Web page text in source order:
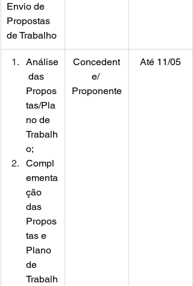
Envio de
Propostas
de Trabalho
Análise
das
Propos
tas/Pla
no de
Trabalh
o;
Compl
ementa
ção
das
Propos
tas e
Plano
de
Trabalh
Concedent
e/
Proponente
Até 11/05